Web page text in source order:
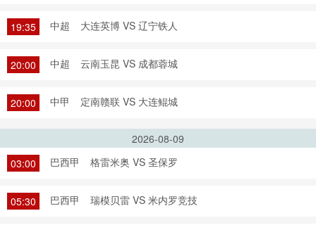
19:35 中超 大连英博 VS 辽宁铁人
20:00 中超 云南玉昆 VS 成都蓉城
20:00 中甲 定南赣联 VS 大连鲲城
2026-08-09
03:00
巴西甲 格雷米奥 VS 圣保罗
05:30 巴西甲 瑞模贝雷 VS 米内罗竞技